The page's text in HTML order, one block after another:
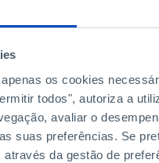
os cookies
todos", autoriza a
avaliar o
suas preferências. Se
da gestão de
DATA DE FIM